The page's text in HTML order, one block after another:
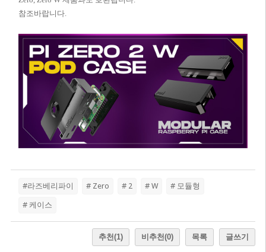
참조바랍니다.
#라즈베리파이 # Zero # 2 # W # 모듈형
# 케이스
추천(1) 비추천(0) 목록 글쓰기